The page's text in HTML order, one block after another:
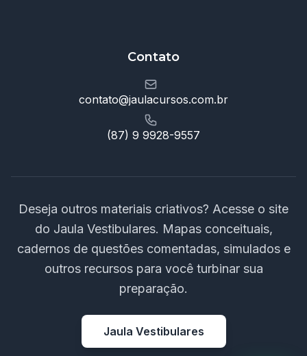
Contato
contato@jaulacursos.com.br
(87) 9 9928-9557
Deseja outros materiais criativos? Acesse o site
do Jaula Vestibulares. Mapas conceituais,
cadernos de questões comentadas, simulados e
outros recursos para você turbinar sua
preparação.
Jaula Vestibulares